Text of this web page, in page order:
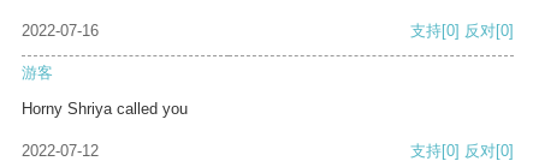
2022-07-16 支持[0] 反对[0]
游客
Horny Shriya called you
2022-07-12 支持[0] 反对[0]